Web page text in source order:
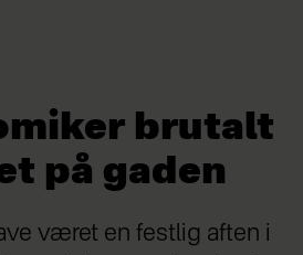
brutalt
på gaden
været en festlig aften i